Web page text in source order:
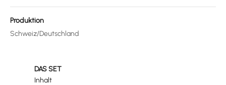
Produktion
Schweiz/Deutschland
DAS SET
Inhalt